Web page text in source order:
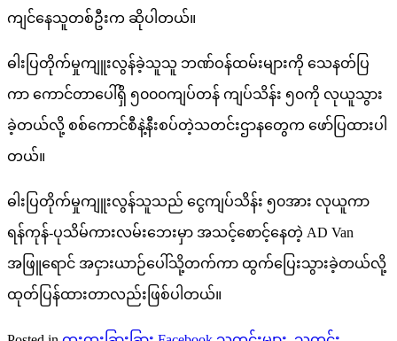
ကျင်နေသူတစ်ဦးက ဆိုပါတယ်။
ဓါးပြတိုက်မှုကျူးလွန်ခဲ့သူသူ ဘဏ်ဝန်ထမ်းများကို သေနတ်ပြ
ကာ ကောင်တာပေါ်ရှိ ၅၀၀၀ကျပ်တန် ကျပ်သိန်း ၅၀ကို လုယူသွား
ခဲ့တယ်လို့ စစ်ကောင်စီနဲ့နီးစပ်တဲ့သတင်းဌာနတွေက ဖော်ပြထားပါ
တယ်။
ဓါးပြတိုက်မှုကျူးလွန်သူသည် ငွေကျပ်သိန်း ၅၀အား လုယူကာ
ရန်ကုန်-ပုသိမ်ကားလမ်းဘေးမှာ အသင့်စောင့်နေတဲ့ AD Van
အဖြူရောင် အငှားယာဉ်ပေါ်သို့တက်ကာ ထွက်ပြေးသွားခဲ့တယ်လို့
ထုတ်ပြန်ထားတာလည်းဖြစ်ပါတယ်။